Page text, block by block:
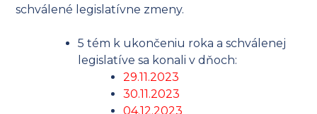
schválené legislatívne zmeny.
5 tém k ukončeniu roka a schválenej
legislatíve sa konali v dňoch:
29.11.2023
30.11.2023
04.12.2023